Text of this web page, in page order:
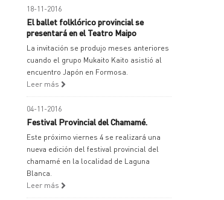
18-11-2016
El ballet folklórico provincial se
presentará en el Teatro Maipo
La invitación se produjo meses anteriores
cuando el grupo Mukaito Kaito asistió al
encuentro Japón en Formosa.
Leer más
04-11-2016
Festival Provincial del Chamamé.
Este próximo viernes 4 se realizará una
nueva edición del festival provincial del
chamamé en la localidad de Laguna
Blanca.
Leer más